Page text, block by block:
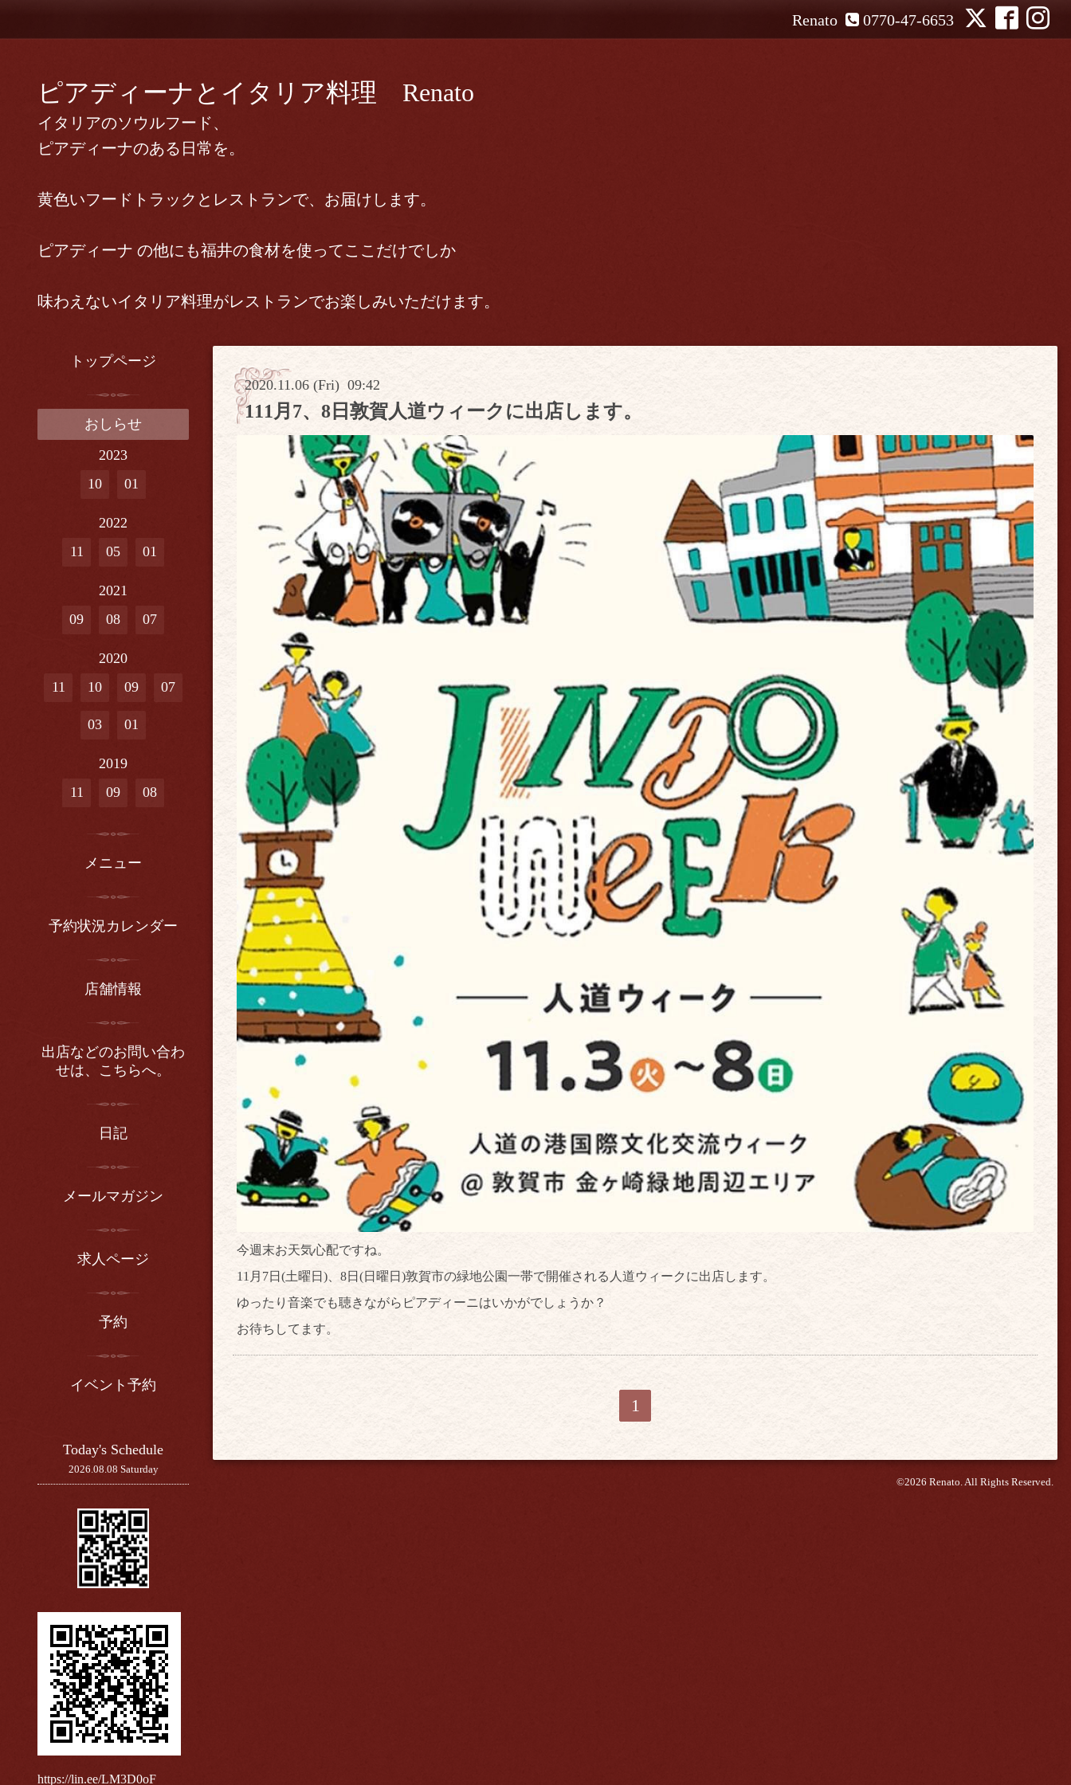
0770-47-6653
Renato
ピアディーナとイタリア料理 Renato
イタリアのソウルフード、
ピアディーナのある日常を。
黄色いフードトラックとレストランで、お届けします。
ピアディーナ の他にも福井の食材を使ってここだけでしか
味わえないイタリア料理がレストランでお楽しみいただけます。
2020.11.06 (Fri) 09:42
111月7、8日敦賀人道ウィークに出店します。
今週末お天気心配ですね。
11月7日(土曜日)、8日(日曜日)敦賀市の緑地公園一帯で開催される人道ウィークに出店します。
ゆったり音楽でも聴きながらピアディーニはいかがでしょうか？
お待ちしてます。
1
©2026 Renato . All Rights Reserved.
トップページ
おしらせ
2023
10
01
2022
11
05 01
2021
09
08 07
2020
11
10 09 07
03 01
2019
11
09 08
メニュー
予約状況カレンダー
店舗情報
出店などのお問い合わ
せは、こちらへ。
日記
メールマガジン
求人ページ
予約
イベント予約
Today's Schedule
2026.08.08 Saturday
https://lin.ee/LM3D0oF